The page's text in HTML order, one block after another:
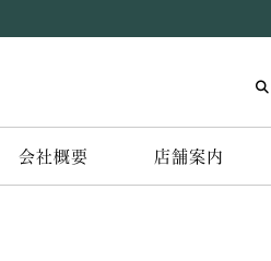
会社概要 店舗案内